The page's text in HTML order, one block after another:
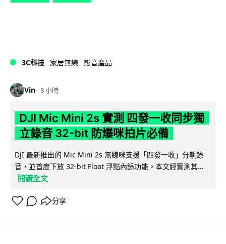
3C科技 家居無線 影音產品
Vin 8 小時
DJI Mic Mini 2s 實測 四發一收同步獨
立錄音 32-bit 防爆咪拍片必備
DJI 最新推出的 Mic Mini 2s 無線咪支援「四發一收」分軌錄
音，並首度下放 32-bit Float 浮點內錄功能。本文經實測其...
閱讀全文
分享